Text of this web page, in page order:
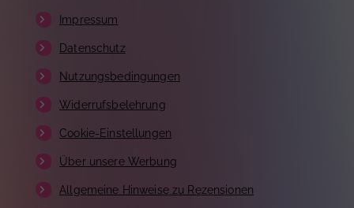
Impressum
Datenschutz
Nutzungsbedingungen
Widerrufsbelehrung
Cookie-Einstellungen
Über unsere Werbung
Allgemeine Hinweise zu Rezensionen